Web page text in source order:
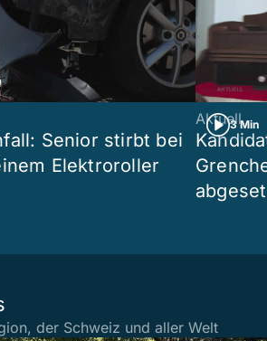
Senior stirbt bei
Elektroroller
3 Min
Aktuell
der Schweiz und aller Welt